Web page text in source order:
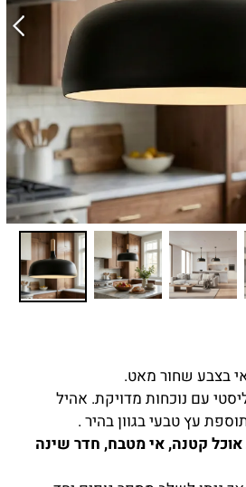
בצבע שחור מאט.
עם נוכחות מדויקת. אהיל
עץ טבעי בגוון בהיר .
קטנה, אי מטבח, חדר שינה